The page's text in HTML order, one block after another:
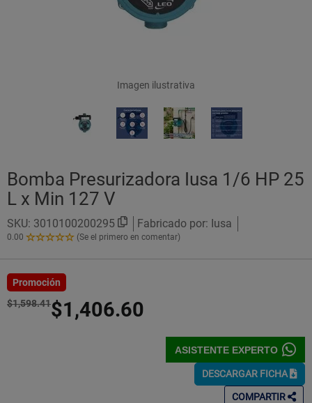
Imagen ilustrativa
Bomba Presurizadora Iusa 1/6 HP 25
L x Min 127 V
SKU: 3010100200295 Fabricado por: Iusa
0.00
0.00
Estrellas!
(Se el primero en comentar)
Promoción
$1,598.41$1,406.60
ASISTENTE EXPERTO
DESCARGAR FICHA
COMPARTIR